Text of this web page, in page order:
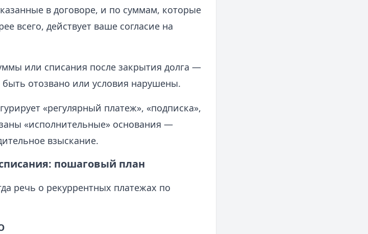
в договоре, и по суммам, которые
всего, действует ваше согласие на
или списания после закрытия долга —
быть отозвано или условия нарушены.
«регулярный платеж», «подписка»,
«исполнительные» основания —
взыскание.
пошаговый план
речь о рекуррентных платежах по